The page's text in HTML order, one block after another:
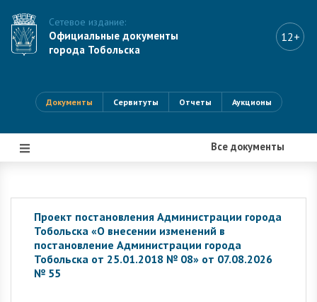
Сетевое издание:
Официальные документы
города Тобольска
12+
Документы Сервитуты Отчеты Аукционы
Все документы
|||
Проект постановления Администрации города
Тобольска «О внесении изменений в
постановление Администрации города
Тобольска от 25.01.2018 № 08» от 07.08.2026
№ 55